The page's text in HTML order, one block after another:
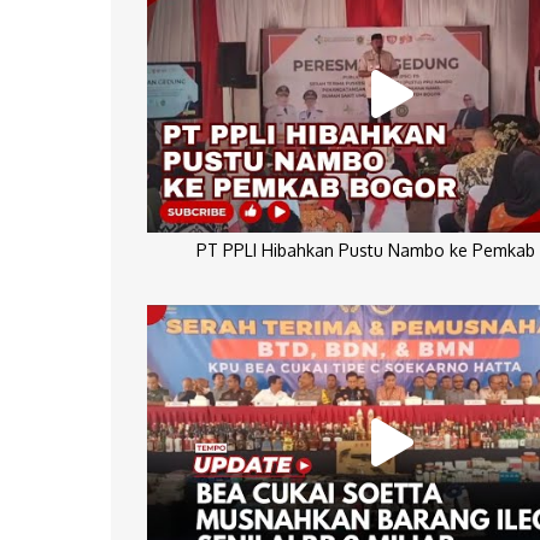
PT PPLI Hibahkan Pustu Nambo ke